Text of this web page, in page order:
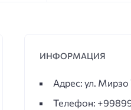
ИНФОРМАЦИЯ
Адрес: ул. Мирзо
Телефон: